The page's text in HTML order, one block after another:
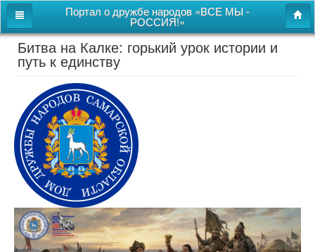
Портал о дружбе народов «ВСЕ МЫ -
РОССИЯ!»
Главная
Новости
СВОи
Этнокультурная карта
Казачий центр
Детям
Видео
Битва на Калке: горький урок истории и
путь к единству